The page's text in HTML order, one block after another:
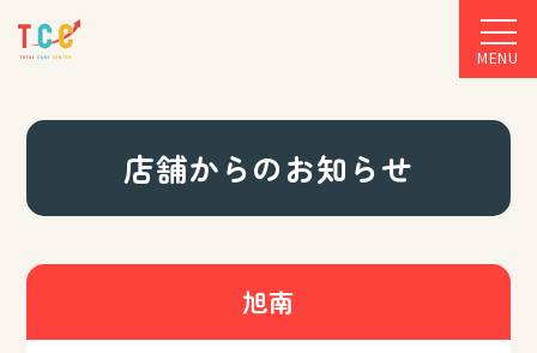
MENU
店舗からのお知らせ
旭南